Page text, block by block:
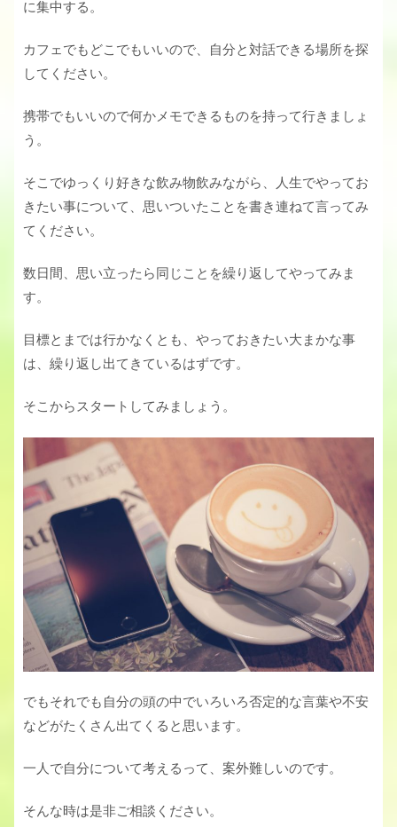
に集中する。
カフェでもどこでもいいので、自分と対話できる場所を探
してください。
携帯でもいいので何かメモできるものを持って行きましょ
う。
そこでゆっくり好きな飲み物飲みながら、人生でやってお
きたい事について、思いついたことを書き連ねて言ってみ
てください。
数日間、思い立ったら同じことを繰り返してやってみま
す。
目標とまでは行かなくとも、やっておきたい大まかな事
は、繰り返し出てきているはずです。
そこからスタートしてみましょう。
でもそれでも自分の頭の中でいろいろ否定的な言葉や不安
などがたくさん出てくると思います。
一人で自分について考えるって、案外難しいのです。
そんな時は是非ご相談ください。